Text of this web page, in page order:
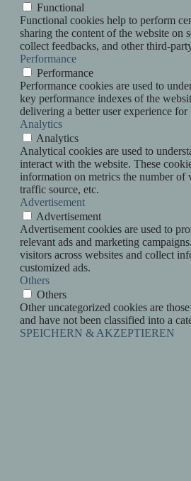
Functional
Functional cookies help to perform
sharing the content of the website on
collect feedbacks, and other third-
Performance
Performance
Performance cookies are used to
key performance indexes of the
delivering a better user experience for
Analytics
Analytics
Analytical cookies are used to
interact with the website. These
information on metrics the number of
traffic source, etc.
Advertisement
Advertisement
Advertisement cookies are used to
relevant ads and marketing
visitors across websites and collect
customized ads.
Others
Others
Other uncategorized cookies are
and have not been classified into a
SPEICHERN & AKZEPTIEREN